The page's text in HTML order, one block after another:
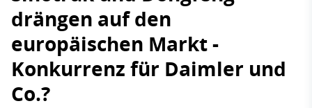
drängen auf den
europäischen Markt -
Konkurrenz für Daimler und
Co.?